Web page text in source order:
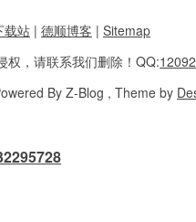
载站 | 德顺博客 | Sitemap
权，请联系我们删除！ QQ:
By Z-Blog , Theme by